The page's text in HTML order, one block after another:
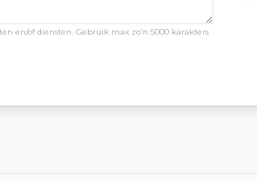
en/of diensten. Gebruik max zo’n 5000 karakters